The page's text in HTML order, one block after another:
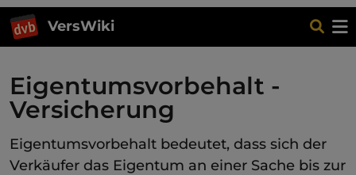
VersWiki
Eigentumsvorbehalt -
Versicherung
Eigentumsvorbehalt bedeutet, dass sich der
Verkäufer das Eigentum an einer Sache bis zur